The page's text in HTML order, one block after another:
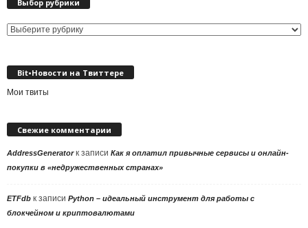
Выбор рубрики
Выбор
Bit•Новости на Твиттере
Мои твиты
Свежие комментарии
AddressGeneratorк записи Как я оплатил привычные сервисы и онлайн-
покупки в «недружественных странах»
ETFdb к записи Python – идеальный инструмент для работы с
блокчейном и криптовалютами